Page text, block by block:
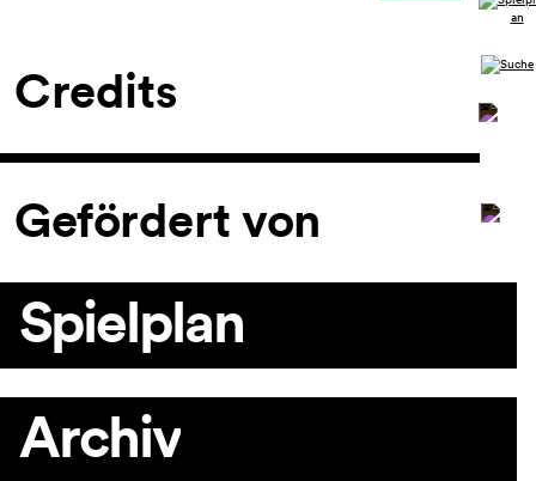
Credits
Gefördert von
Spielplan
Archiv